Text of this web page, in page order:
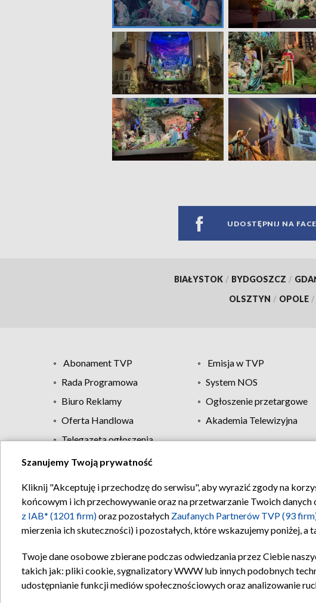
UDOSTĘPNIJ NA
BIAŁYSTOK / BYDGOSZCZ /
OLSZTYN / OPOLE /
Abonament TVP Emisja w TVP
Rada Programowa
System NOS
Biuro Reklamy
Ogłoszenie przetargowe
Oferta Handlowa
Akademia Telewizyjna
Telegazeta ogłoszenia
Regulamin TVP Polityka
Szanujemy Twoją prywatność
Kliknij "Akceptuję i przechodzę do serwisu", aby wyrazić zgody na
końcowym i ich przechowywanie oraz na przetwarzanie Twoich
z IAB* (1201 firm)oraz pozostałych Zaufanych Partnerów TVP (93
mierzenia ich skuteczności) i pozostałych, które wskazujemy poniżej,
Twoje dane osobowe zbierane podczas odwiedzania przez Ciebie
takich jak: pliki cookie, sygnalizatory WWW lub innych podobnych
udostępnianie funkcji mediów społecznościowych oraz analizowanie